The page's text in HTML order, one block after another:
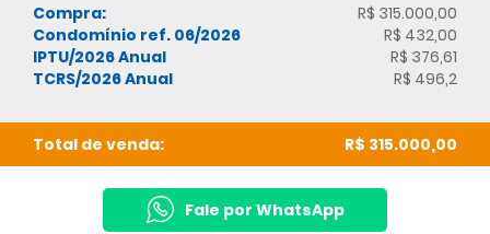
Compra:
R$ 315.000,00
Condomínio ref. 06/2026
R$ 432,00
IPTU/2026 Anual
R$ 376,61
TCRS/2026 Anual
R$ 496,2
Total de venda: R$ 315.000,00
Fale por WhatsApp